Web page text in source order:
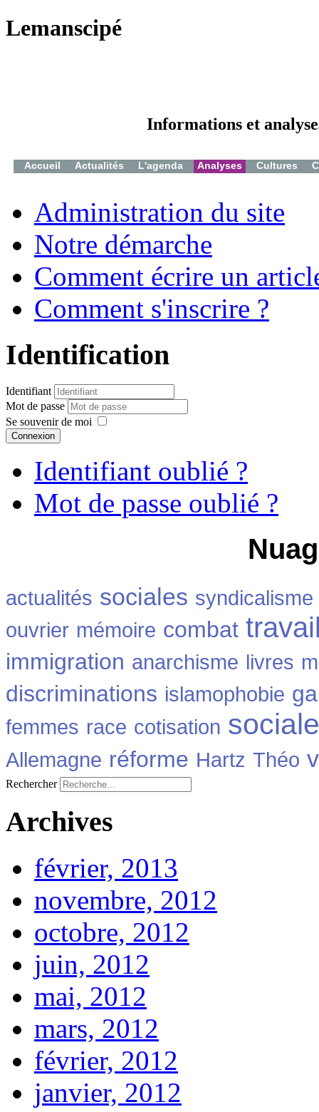
Lemanscipé
Informations et
Accueil Actualités L'agenda Analyses Cultures
Administration du site
Notre démarche
Comment écrire un
Comment s'inscrire ?
Identification
Identifiant
Mot de passe
Se souvenir de moi
Connexion
Identifiant oublié ?
Mot de passe oublié ?
actualités sociales syndicalisme
ouvrier mémoire combat
immigration anarchisme livres
discriminations islamophobie
femmes race cotisation sociale
Allemagne réforme Hartz Théo
Rechercher
Archives
février, 2013
novembre, 2012
octobre, 2012
juin, 2012
mai, 2012
mars, 2012
février, 2012
janvier, 2012